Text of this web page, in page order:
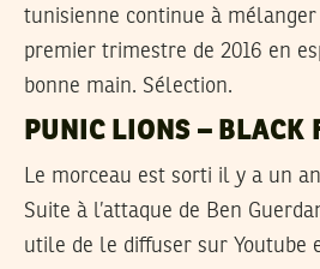
tunisienne continue à
premier trimestre de 2016 en
bonne main. Sélection.
PUNIC LIONS – BLACK
Le morceau est sorti il y a un
Suite à l’attaque de Ben
utile de le diffuser sur Youtube